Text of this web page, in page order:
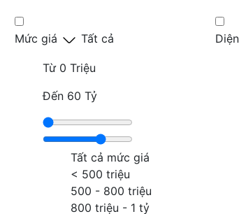
Mức giá Tất cả
Từ 0 Triệu
Đến 60 Tỷ
Tất cả mức giá
< 500 triệu
500 - 800 triệu
800 triệu - 1 tỷ